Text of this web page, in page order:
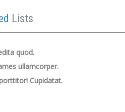
Lists
quod.
ullamcorper.
Cupidatat.